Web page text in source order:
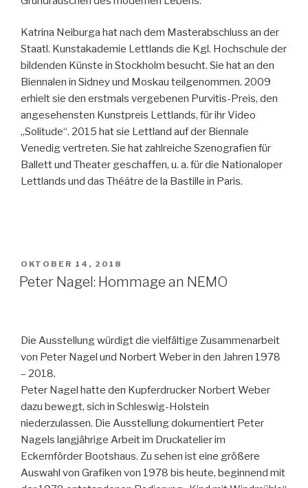
Katrina Neiburga hat nach dem Masterabschluss an der
Staatl. Kunstakademie Lettlands die Kgl. Hochschule der
bildenden Künste in Stockholm besucht. Sie hat an den
Biennalen in Sidney und Moskau teilgenommen. 2009
erhielt sie den erstmals vergebenen Purvitis-Preis, den
angesehensten Kunstpreis Lettlands, für ihr Video
„Solitude“. 2015 hat sie Lettland auf der Biennale
Venedig vertreten. Sie hat zahlreiche Szenografien für
Ballett und Theater geschaffen, u. a. für die Nationaloper
Lettlands und das Théâtre de la Bastille in Paris.
VERÖFFENTLICHT
AM
OKTOBER 14, 2018
Peter Nagel: Hommage an NEMO
Die Ausstellung würdigt die vielfältige Zusammenarbeit
von Peter Nagel und Norbert Weber in den Jahren 1978
– 2018.
Peter Nagel hatte den Kupferdrucker Norbert Weber
dazu bewegt, sich in Schleswig-Holstein
niederzulassen. Die Ausstellung dokumentiert Peter
Nagels langjährige Arbeit im Druckatelier im
Eckernförder Bootshaus. Zu sehen ist eine größere
Auswahl von Grafiken von 1978 bis heute, beginnend mit